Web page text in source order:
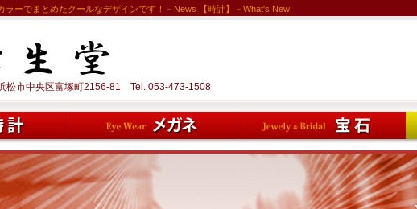
ラーでまとめたクールなデザインです！－News 【時計】－What's New
松市中央区富塚町2156-81 Tel. 053-473-1508